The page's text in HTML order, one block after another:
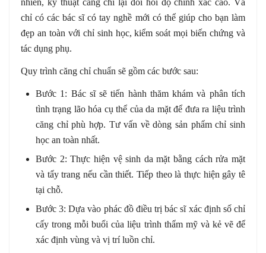
nhiên, kỹ thuật căng chỉ lại đòi hỏi độ chính xác cao. Và
chỉ có các bác sĩ có tay nghề mới có thể giúp cho bạn làm
đẹp an toàn với chỉ sinh học, kiểm soát mọi biến chứng và
tác dụng phụ.
Quy trình căng chỉ chuẩn sẽ gồm các bước sau:
Bước 1: Bác sĩ sẽ tiến hành thăm khám và phân tích
tình trạng lão hóa cụ thể của da mặt để đưa ra liệu trình
căng chỉ phù hợp. Tư vấn về dòng sản phẩm chỉ sinh
học an toàn nhất.
Bước 2: Thực hiện vệ sinh da mặt bằng cách rửa mặt
và tẩy trang nếu cần thiết. Tiếp theo là thực hiện gây tê
tại chỗ.
Bước 3: Dựa vào phác đồ điều trị bác sĩ xác định số chỉ
cấy trong mỗi buổi của liệu trình thẩm mỹ và kẻ vẽ để
xác định vùng và vị trí luồn chỉ.